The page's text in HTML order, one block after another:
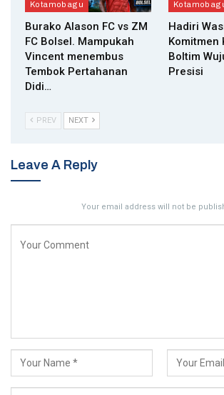
Kotamobagu
Burako Alason FC vs ZM
FC Bolsel. Mampukah
Vincent menembus
Tembok Pertahanan
Didi…
Hadiri
Komitmen
Boltim
Presisi
PREV NEXT
Leave A Reply
Your email address will not be